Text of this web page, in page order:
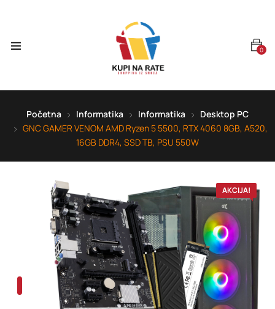
0
Početna Informatika Informatika
Desktop PC
GNC GAMER VENOM AMD Ryzen 5 5500, RTX 4060 8GB, A520,
16GB DDR4, SSD TB, PSU 550W
AKCIJA!